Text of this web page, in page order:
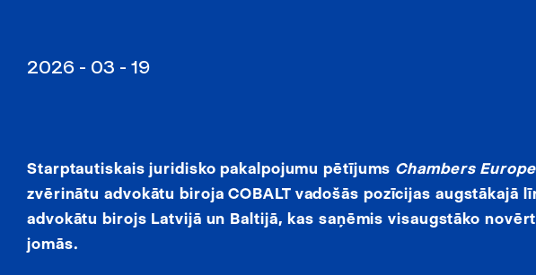
2026 - 03 - 19
Starptautiskais juridisko pakalpojumu pētījums Chambers
zvērinātu advokātu biroja COBALT vadošās pozīcijas augstākajā
advokātu birojs Latvijā un Baltijā, kas saņēmis visaugstāko
jomās.